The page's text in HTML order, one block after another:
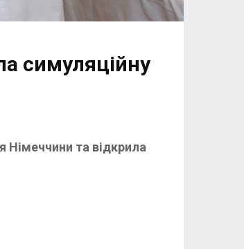
симуляційну
Німеччини та відкрила